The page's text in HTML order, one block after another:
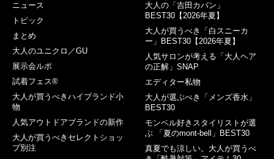
ニュース
トピック
まとめ
大人のユニクロ／GU
展示会ルポ
試着フェス®︎
大人が買うべきハイブランド小
物
人気アウトドアブランドの新作
大人が買うべきセレクトショッ
プ別注
大人の「吉田カバン」
BEST30【2026年夏】
大人が買うべき「白スニーカ
ー」BEST30【2026年夏】
人気サロンが考える「大人ヘア
の正解」SNAP
エディター私物
大人が選ぶべき「メンズ香水」
BEST30
モンベル好きスタイリストが選
ぶ 「夏のmont-bell」BEST30
真夏でも涼しい。大人が買うべ